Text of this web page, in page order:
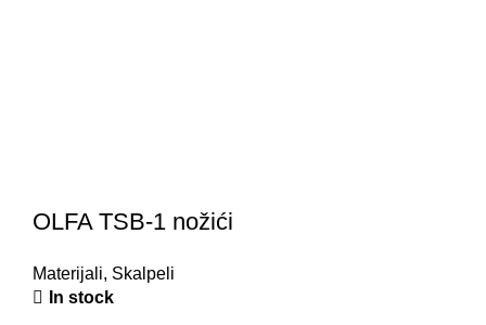
OLFA TSB-1 nožići
Materijali, Skalpeli
In stock